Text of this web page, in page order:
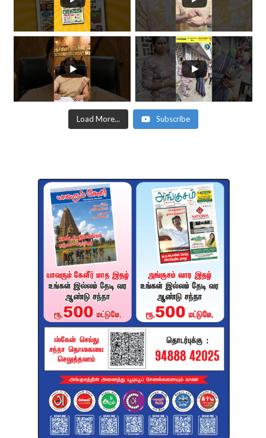
Load More... Subscribe